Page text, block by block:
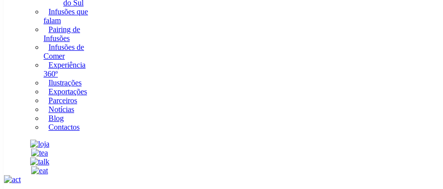
do Sul
Infusões que
falam
Pairing de
Infusões
Infusões de
Comer
Experiência
360º
Ilustrações
Exportações
Parceiros
Notícias
Blog
Contactos